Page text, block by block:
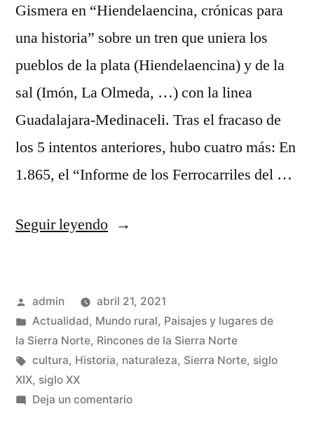
Gismera en “Hiendelaencina, crónicas para
una historia” sobre un tren que uniera los
pueblos de la plata (Hiendelaencina) y de la
sal (Imón, La Olmeda, …) con la linea
Guadalajara-Medinaceli. Tras el fracaso de
los 5 intentos anteriores, hubo cuatro más: En
1.865, el “Informe de los Ferrocarriles del …
Seguir leyendo«Y
no
vino
a
Publicado
por
admin
abril 21, 2021
Publicado
en
Actualidad, Mundo rural, Paisajes y lugares de
la Sierra Norte, Rincones de la Sierra Norte
Etiquetas:
cultura, Historia, naturaleza, Sierra Norte, siglo
XIX, siglo XX
Deja un comentarioen